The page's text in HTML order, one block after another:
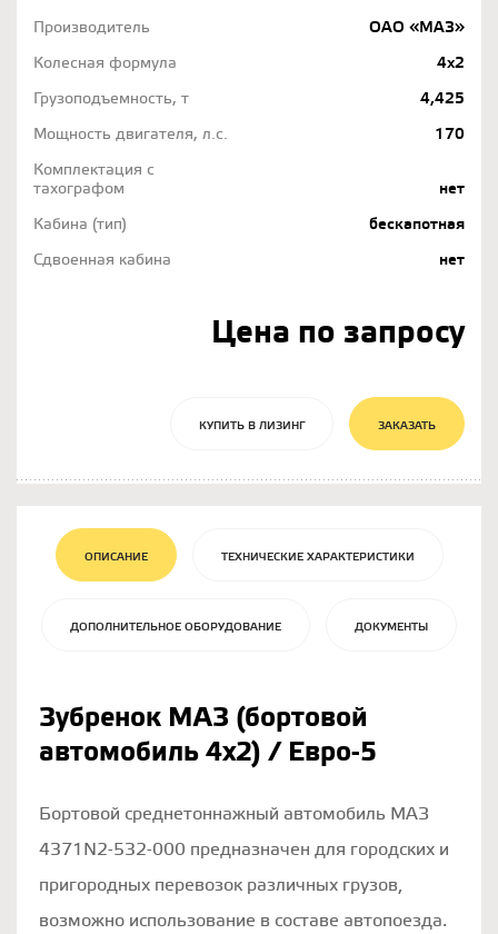
Производитель
ОАО «МАЗ»
Колесная формула
4х2
Грузоподъемность, т
4,425
Мощность двигателя, л.с.
170
Комплектация с
тахографом
нет
Кабина (тип)
бескапотная
Сдвоенная кабина
нет
Цена по запросу
КУПИТЬ В ЛИЗИНГ ЗАКАЗАТЬ
ОПИСАНИЕ ТЕХНИЧЕСКИЕ ХАРАКТЕРИСТИКИ
ДОПОЛНИТЕЛЬНОЕ ОБОРУДОВАНИЕ ДОКУМЕНТЫ
Зубренок МАЗ (бортовой
автомобиль 4х2) / Евро-5
Бортовой среднетоннажный автомобиль МАЗ
4371N2-532-000 предназначен для городских и
пригородных перевозок различных грузов,
возможно использование в составе автопоезда.